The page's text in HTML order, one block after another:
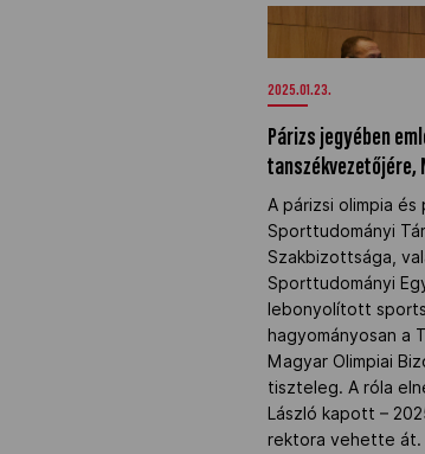
Dakar 2026
Los Angeles
MOB
NOB
Párizs jegyében
2025.01.23.
Párizs jegyében
tanszékvezetőjére,
A párizsi olimpia
Sporttudományi
Szakbizottsága,
Sporttudományi
lebonyolított
hagyományosan a
Magyar Olimpiai
tiszteleg. A róla
László kapott –
rektora vehette át.